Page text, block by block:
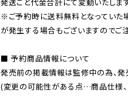
※ご予約時に送料無料となっていた
が発生する場合もございますのでご
■ 予約商品情報について
発売前の掲載情報は監修中の為、発
(変更の可能性がある点…商品仕様、